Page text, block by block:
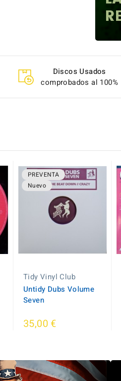
Discos Usados
comprobados al 100%
PREVENTA
Nuevo
Tidy Vinyl Club
Untidy Dubs Volume
Seven
35,00 €